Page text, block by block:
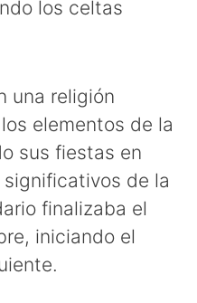
los celtas
una religión
elementos de la
sus fiestas en
de la
finalizaba el
iniciando el